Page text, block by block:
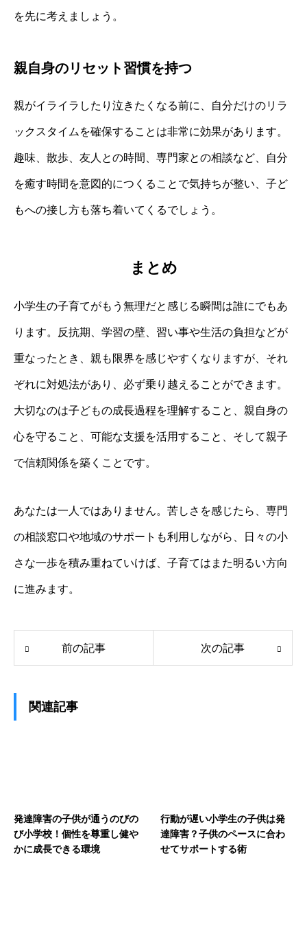
を先に考えましょう。
親自身のリセット習慣を持つ
親がイライラしたり泣きたくなる前に、自分だけのリラ
ックスタイムを確保することは非常に効果があります。
趣味、散歩、友人との時間、専門家との相談など、自分
を癒す時間を意図的につくることで気持ちが整い、子ど
もへの接し方も落ち着いてくるでしょう。
まとめ
小学生の子育てがもう無理だと感じる瞬間は誰にでもあ
ります。反抗期、学習の壁、習い事や生活の負担などが
重なったとき、親も限界を感じやすくなりますが、それ
ぞれに対処法があり、必ず乗り越えることができます。
大切なのは子どもの成長過程を理解すること、親自身の
心を守ること、可能な支援を活用すること、そして親子
で信頼関係を築くことです。
あなたは一人ではありません。苦しさを感じたら、専門
の相談窓口や地域のサポートも利用しながら、日々の小
さな一歩を積み重ねていけば、子育てはまた明るい方向
に進みます。
前の記事 次の記事
関連記事
発達障害の子供が通うのびの
び小学校！個性を尊重し健や
かに成長できる環境
行動が遅い小学生の子供は発
達障害？子供のペースに合わ
せてサポートする術